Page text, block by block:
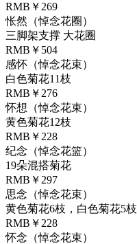
RMB￥269
怅然（悼念花圈）
三脚架支撑 大花圈
RMB￥504
感怀（悼念花束）
白色菊花11枝
RMB￥276
怀想（悼念花束）
黄色菊花12枝
RMB￥228
纪念（悼念花篮）
19朵混搭菊花
RMB￥297
思念（悼念花束）
黄色菊花6枝，白色菊花5枝
RMB￥228
怀念（悼念花束）